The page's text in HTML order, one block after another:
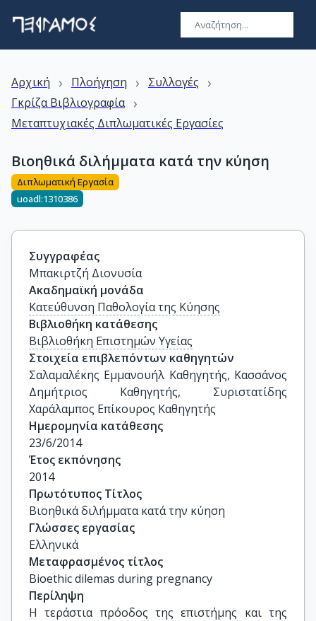
Αρχική › Πλοήγηση › Συλλογές ›
Γκρίζα Βιβλιογραφία ›
Μεταπτυχιακές Διπλωματικές Εργασίες
Βιοηθικά διλήμματα κατά την κύηση
Διπλωματική Εργασία
uoadl:1310386
Συγγραφέας
Μπακιρτζή Διονυσία
Ακαδημαϊκή μονάδα
Κατεύθυνση Παθολογία της Κύησης
Βιβλιοθήκη κατάθεσης
Βιβλιοθήκη Επιστημών Υγείας
Στοιχεία επιβλεπόντων καθηγητών
Σαλαμαλέκης Εμμανουήλ Καθηγητής, Κασσάνος
Δημήτριος Καθηγητής, Συριστατίδης
Χαράλαμπος Επίκουρος Καθηγητής
Ημερομηνία κατάθεσης
23/6/2014
Έτος εκπόνησης
2014
Πρωτότυπος Τίτλος
Βιοηθικά διλήμματα κατά την κύηση
Γλώσσες εργασίας
Ελληνικά
Μεταφρασμένος τίτλος
Bioethic dilemas during pregnancy
Περίληψη
Η τεράστια πρόοδος της επιστήμης και της